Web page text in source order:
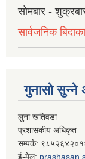
सोमबार -
सार्वजनिक
गुनासो सुन्ने
लुना खतिवडा
प्रशासकीय अधिकृत
सम्पर्क:
ई-मेल: